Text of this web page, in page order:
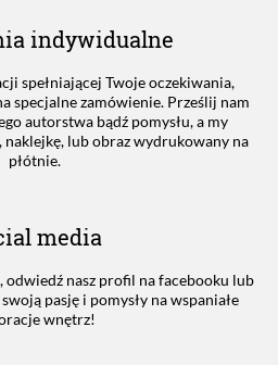
indywidualne
spełniającej Twoje oczekiwania,
specjalne zamówienie. Prześlij nam
autorstwa bądź pomysłu, a my
lub obraz wydrukowany na
płótnie.
media
odwiedź nasz profil na facebooku lub
pasję i pomysły na wspaniałe
wnętrz!